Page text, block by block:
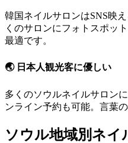
韓国ネイルサロンはSNS映
くのサロンにフォトスポッ
最適です。
🌏 日本人観光客に優しい
多くのソウルネイルサロン
ンライン予約も可能。言葉の
ソウル地域別ネイ